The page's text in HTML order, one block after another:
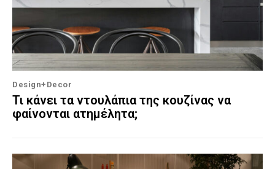
Design+Decor
Τι κάνει τα ντουλάπια της κουζίνας να
φαίνονται ατημέλητα;